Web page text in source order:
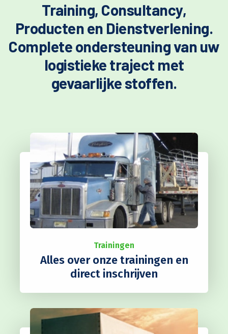
Training, Consultancy,
Producten en Dienstverlening.
Complete ondersteuning van uw
logistieke traject met
gevaarlijke stoffen.
Trainingen
Alles over onze trainingen en
direct inschrijven